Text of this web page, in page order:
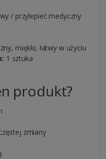
/ przylepiec medyczny
miękki, łatwy w użyciu
1 sztuka
produkt?
zmiany